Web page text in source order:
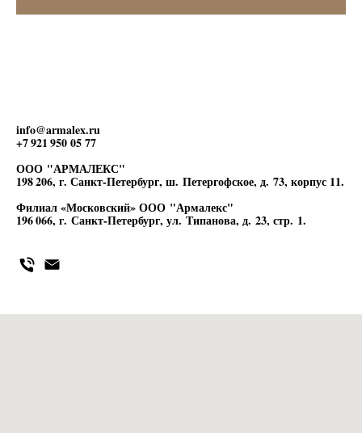
info@armalex.ru
+7 921 950 05 77
ООО "АРМАЛЕКС"
198 206, г. Санкт-Петербург, ш. Петергофское, д. 73, корпус 11.
Филиал «Московский» ООО "Армалекс"
196 066, г. Санкт-Петербург, ул. Типанова, д. 23, стр. 1.